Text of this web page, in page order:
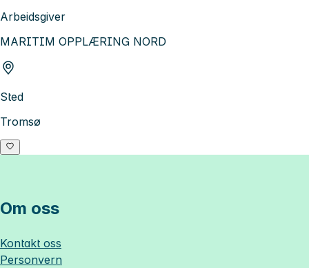
Arbeidsgiver
MARITIM OPPLÆRING NORD
Sted
Tromsø
Om oss
Kontakt oss
Personvern